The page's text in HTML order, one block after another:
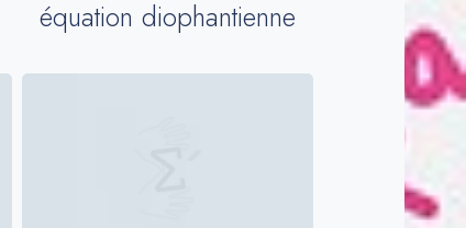
équation diophantienne